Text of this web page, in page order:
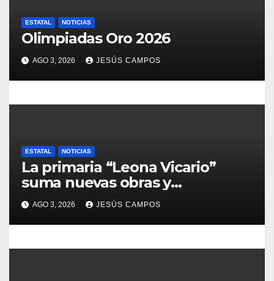
t
r
a
d
s
ESTATAL NOTICIAS
Olimpiadas Oro 2026
AGO 3, 2026 JESÚS CAMPOS
ESTATAL NOTICIAS
La primaria “Leona Vicario”
suma nuevas obras y
compromisos para fortalecer su
infraestructura
AGO 3, 2026 JESÚS CAMPOS